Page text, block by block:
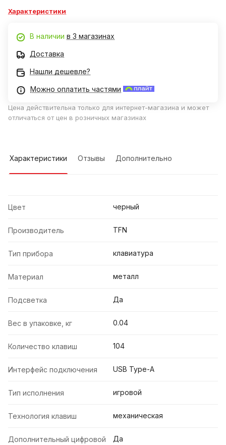
Характеристики
В наличии в 3 магазинах
Доставка
Нашли дешевле?
Можно оплатить частями
Цена действительна только для интернет-магазина и может
отличаться от цен в розничных магазинах
Характеристики Отзывы Дополнительно
Цвет черный
Производитель TFN
Тип прибора клавиатура
Материал металл
Подсветка Да
Вес в упаковке, кг 0.04
Количество клавиш 104
Интерфейс подключения USB Type-А
Тип исполнения игровой
Технология клавиш механическая
Дополнительный цифровой
Да